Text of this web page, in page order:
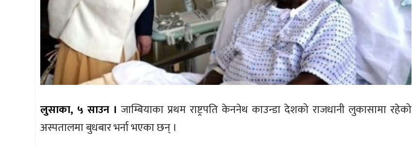
लुसाका, ५ साउन । जाम्बियाका प्रथम राष्ट्रपति केननेथ काउन्डा देशको राजधानी लुकासामा रहेको
अस्पतालमा बुधबार भर्ना भएका छन् ।